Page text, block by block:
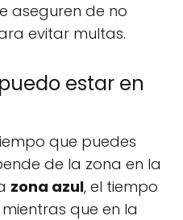
aseguren de no
evitar multas.
estar en
que puedes
de la zona en la
zona azul, el tiempo
que en la